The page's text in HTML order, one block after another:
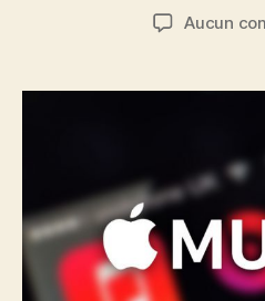
l’article
Aucun